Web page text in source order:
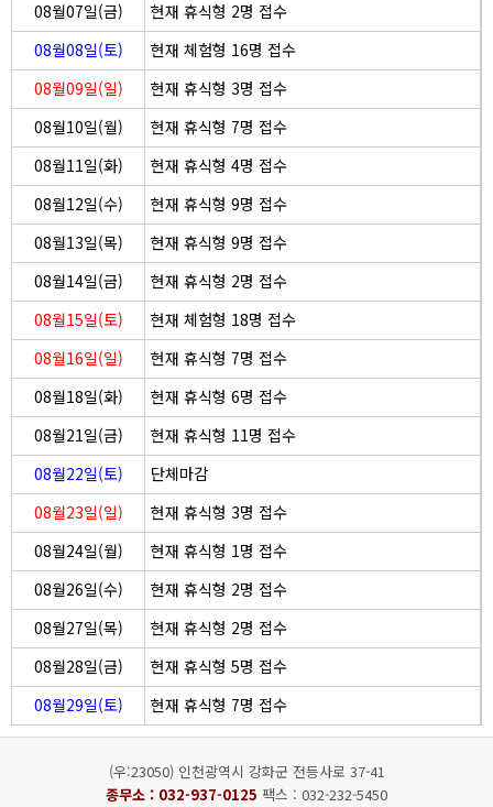
08월07일(금)
현재 휴식형 2명 접수
08월08일(토)
현재 체험형 16명 접수
08월09일(일)
현재 휴식형 3명 접수
08월10일(월)
현재 휴식형 7명 접수
08월11일(화)
현재 휴식형 4명 접수
08월12일(수)
현재 휴식형 9명 접수
08월13일(목)
현재 휴식형 9명 접수
08월14일(금)
현재 휴식형 2명 접수
08월15일(토)
현재 체험형 18명 접수
08월16일(일)
현재 휴식형 7명 접수
08월18일(화)
현재 휴식형 6명 접수
08월21일(금)
현재 휴식형 11명 접수
08월22일(토)
단체마감
08월23일(일)
현재 휴식형 3명 접수
08월24일(월)
현재 휴식형 1명 접수
08월26일(수)
현재 휴식형 2명 접수
08월27일(목)
현재 휴식형 2명 접수
08월28일(금)
현재 휴식형 5명 접수
08월29일(토)
현재 휴식형 7명 접수
(우:23050) 인천광역시 강화군 전등사로 37-41
종무소 : 032-937-0125 팩스 : 032-232-5450